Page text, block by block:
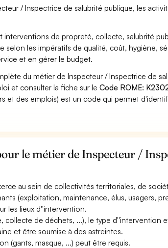
/ Inspectrice de salubrité publique, les
de propreté, collecte, salubrité
selon les impératifs de qualité, coût, hygiène,
et en gérer le budget.
du métier de Inspecteur / Inspectrice de
et consulter la fiche sur leCode ROME:
et des emplois) est un code qui permet
le métier de Inspecteur /
au sein de collectivités territoriales, de
(exploitation, maintenance, élus, usagers,
les lieux d''intervention.
collecte de déchets, ...), le type d''intervention
et être soumise à des astreintes.
(gants, masque, ...) peut être requis.